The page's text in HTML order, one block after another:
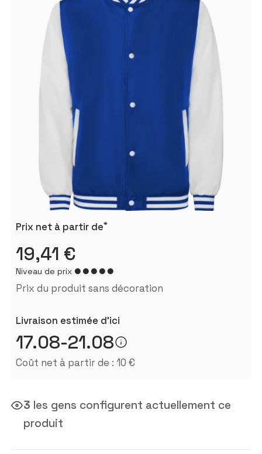
Prix ​​net à partir de*
19,41 €
Niveau de prix
Prix ​​du produit sans décoration
Livraison estimée d'ici
17.08-21.08
Coût net à partir de : 10 €
3 les gens configurent actuellement ce
produit